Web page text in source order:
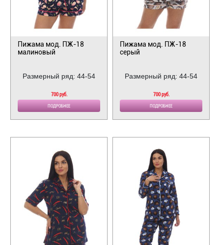
Пижама мод. ПЖ-18
малиновый
Размерный ряд: 44-54
700 руб.
ПОДРОБНЕЕ
Пижама мод. ПЖ-18
серый
Размерный ряд: 44-54
700 руб.
ПОДРОБНЕЕ